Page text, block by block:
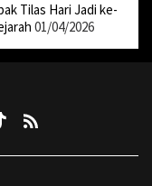
Tilas Hari Jadi ke-
01/04/2026